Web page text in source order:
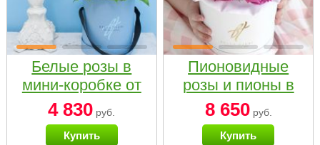
Белые розы в
мини-коробке от
Bella Fiori
4 830 руб.
Купить
Пионовидные
розы и пионы в
белой коробке
Small
8 650руб.
Купить